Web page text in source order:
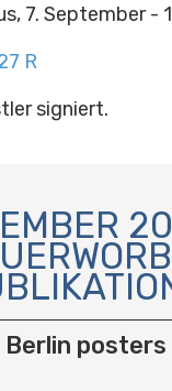
7. September -
R
signiert.
Berlin posters